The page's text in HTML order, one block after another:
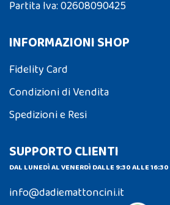
Partita Iva: 02608090425
INFORMAZIONI SHOP
Fidelity Card
Condizioni di Vendita
Spedizioni e Resi
SUPPORTO CLIENTI
DAL LUNEDÌ AL VENERDÌ DALLE 9:30 ALLE 16:30
info@dadiemattoncini.it